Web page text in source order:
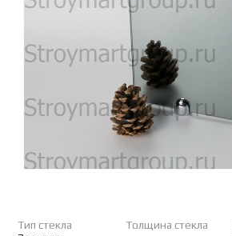
Тип стекла
Толщина стекла